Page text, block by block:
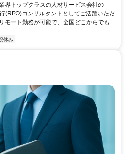
界トップクラスの人材サービス会社の
(RPO)コンサルタントとしてご活躍いただ
モート勤務が可能で、全国どこからでも
休み